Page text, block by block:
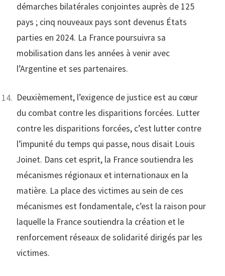
démarches bilatérales conjointes auprès de 125
pays ; cinq nouveaux pays sont devenus États
parties en 2024. La France poursuivra sa
mobilisation dans les années à venir avec
l’Argentine et ses partenaires.
Deuxièmement, l’exigence de justice est au cœur
du combat contre les disparitions forcées. Lutter
contre les disparitions forcées, c’est lutter contre
l’impunité du temps qui passe, nous disait Louis
Joinet. Dans cet esprit, la France soutiendra les
mécanismes régionaux et internationaux en la
matière. La place des victimes au sein de ces
mécanismes est fondamentale, c’est la raison pour
laquelle la France soutiendra la création et le
renforcement réseaux de solidarité dirigés par les
victimes.